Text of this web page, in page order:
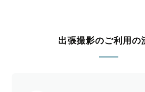
出張撮影のご利用の